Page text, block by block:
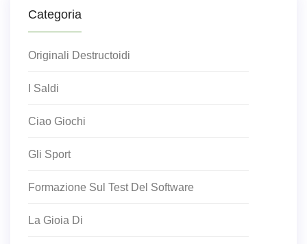
Categoria
Originali Destructoidi
I Saldi
Ciao Giochi
Gli Sport
Formazione Sul Test Del Software
La Gioia Di